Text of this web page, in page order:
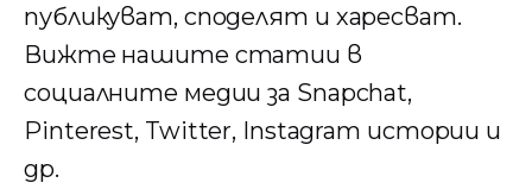
публикуват, споделят и харесват.
Вижте нашите статии в
социалните медии за Snapchat,
Pinterest, Twitter, Instagram истории и
др.